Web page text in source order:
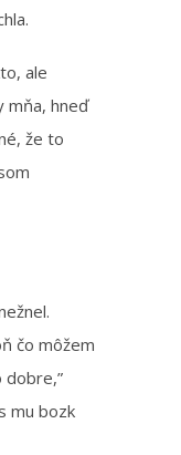
ale
mňa, hneď
že to
čo môžem
dobre,”
mu bozk